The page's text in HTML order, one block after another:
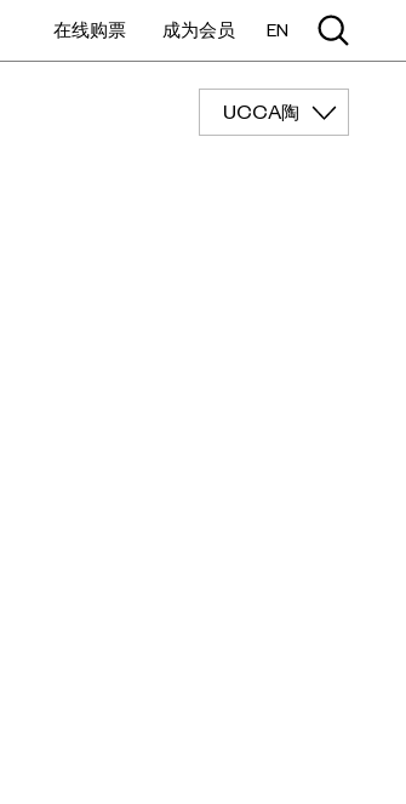
在线购票 成为会员 EN
UCCA陶